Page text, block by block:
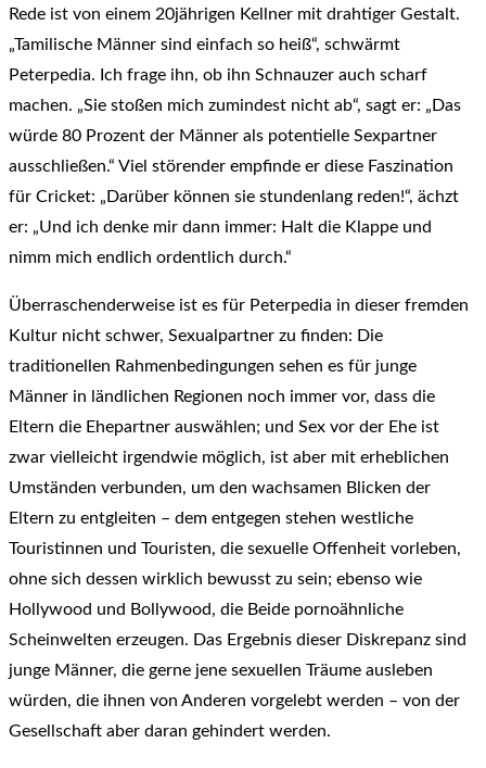
Rede ist von einem 20jährigen Kellner mit drahtiger Gestalt.
„Tamilische Männer sind einfach so heiß“, schwärmt
Peterpedia. Ich frage ihn, ob ihn Schnauzer auch scharf
machen. „Sie stoßen mich zumindest nicht ab“, sagt er: „Das
würde 80 Prozent der Männer als potentielle Sexpartner
ausschließen.“ Viel störender empfinde er diese Faszination
für Cricket: „Darüber können sie stundenlang reden!“, ächzt
er: „Und ich denke mir dann immer: Halt die Klappe und
nimm mich endlich ordentlich durch.“
Überraschenderweise ist es für Peterpedia in dieser fremden
Kultur nicht schwer, Sexualpartner zu finden: Die
traditionellen Rahmenbedingungen sehen es für junge
Männer in ländlichen Regionen noch immer vor, dass die
Eltern die Ehepartner auswählen; und Sex vor der Ehe ist
zwar vielleicht irgendwie möglich, ist aber mit erheblichen
Umständen verbunden, um den wachsamen Blicken der
Eltern zu entgleiten – dem entgegen stehen westliche
Touristinnen und Touristen, die sexuelle Offenheit vorleben,
ohne sich dessen wirklich bewusst zu sein; ebenso wie
Hollywood und Bollywood, die Beide pornoähnliche
Scheinwelten erzeugen. Das Ergebnis dieser Diskrepanz sind
junge Männer, die gerne jene sexuellen Träume ausleben
würden, die ihnen von Anderen vorgelebt werden – von der
Gesellschaft aber daran gehindert werden.